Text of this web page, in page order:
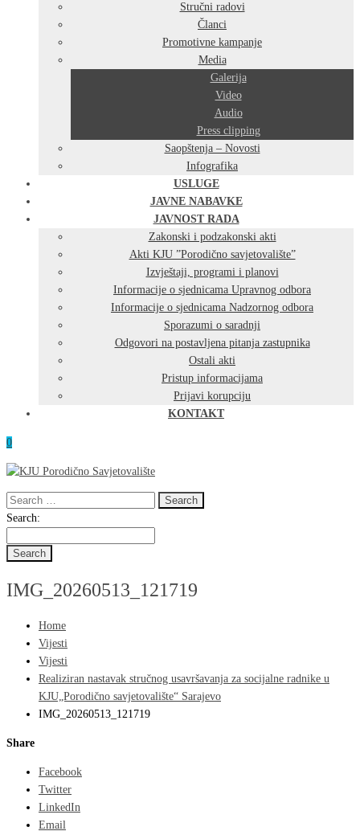
Stručni radovi
Članci
Promotivne kampanje
Media
Galerija
Video
Audio
Press clipping
Saopštenja – Novosti
Infografika
USLUGE
JAVNE NABAVKE
JAVNOST RADA
Zakonski i podzakonski akti
Akti KJU ”Porodično savjetovalište”
Izvještaji, programi i planovi
Informacije o sjednicama Upravnog odbora
Informacije o sjednicama Nadzornog odbora
Sporazumi o saradnji
Odgovori na postavljena pitanja zastupnika
Ostali akti
Pristup informacijama
Prijavi korupciju
KONTAKT
0
Search
for:
Search
Search:
IMG_20260513_121719
Home
Vijesti
Vijesti
Realiziran nastavak stručnog usavršavanja za socijalne radnike u
KJU„Porodično savjetovalište“ Sarajevo
IMG_20260513_121719
Share
Facebook
Twitter
LinkedIn
Email